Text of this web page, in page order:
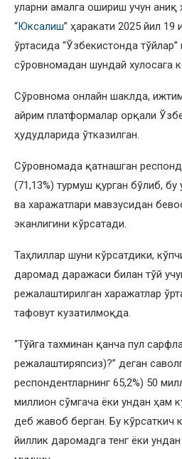
уларни амалга ошириш учун аниқ
“Юксалиш” ҳаракати 2025 йил
ўртасида “Ўзбекистонда
сўровномадан шундай хулосага
Сўровнома онлайн шаклда,
айрим платформалар орқали
ҳудудларида ўтказилган.
Сўровномада қатнашган
(71,13%) турмуш қурган бўлиб, бу
ва харажатлари мавзусидан
эканлигини кўрсатади.
Таҳлиллар шуни кўрсатдики,
даромад даражаси билан тўй
режалаштирилган харажатлар
тафовут кузатилмоқда.
“Тўйга тахминан қанча пул
режалаштиряпсиз)?” деган
респондентларнинг 65,2%) 50
миллион сўмгача ёки ундан ҳам
деб жавоб берган. Бу кўрсаткич
йиллик даромадга тенг ёки